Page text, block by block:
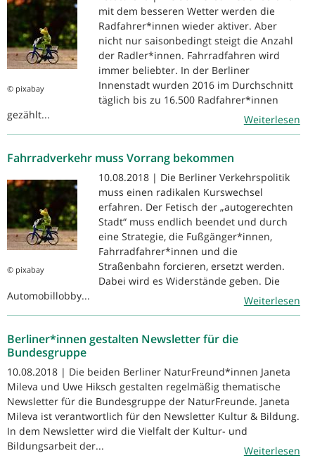
© pixabay
mit dem besseren Wetter werden die
Radfahrer*innen wieder aktiver. Aber
nicht nur saisonbedingt steigt die Anzahl
der Radler*innen. Fahrradfahren wird
immer beliebter. In der Berliner
Innenstadt wurden 2016 im Durchschnitt
täglich bis zu 16.500 Radfahrer*innen
gezählt...
Weiterlesen
Fahrradverkehr muss Vorrang bekommen
© pixabay
10.08.2018 | Die Berliner Verkehrspolitik
muss einen radikalen Kurswechsel
erfahren. Der Fetisch der „autogerechten
Stadt“ muss endlich beendet und durch
eine Strategie, die Fußgänger*innen,
Fahrradfahrer*innen und die
Straßenbahn forcieren, ersetzt werden.
Dabei wird es Widerstände geben. Die
Automobillobby...
Weiterlesen
Berliner*innen gestalten Newsletter für die
Bundesgruppe
10.08.2018 | Die beiden Berliner NaturFreund*innen Janeta
Mileva und Uwe Hiksch gestalten regelmäßig thematische
Newsletter für die Bundesgruppe der NaturFreunde. Janeta
Mileva ist verantwortlich für den Newsletter Kultur & Bildung.
In dem Newsletter wird die Vielfalt der Kultur- und
Bildungsarbeit der...
Weiterlesen